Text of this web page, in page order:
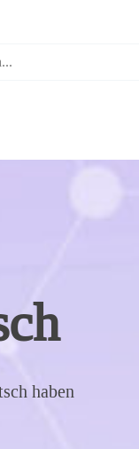
haben